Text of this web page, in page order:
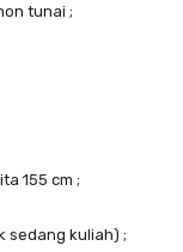
tunai ;
155 cm ;
sedang kuliah) ;